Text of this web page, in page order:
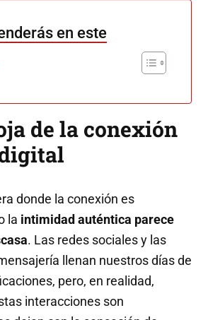
en este
de la conexión
donde la conexión es
la intimidad auténtica parece
. Las redes sociales y las
llenan nuestros días de
pero, en realidad,
interacciones son